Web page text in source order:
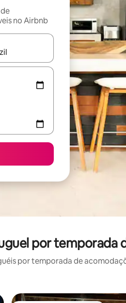
no Airbnb
explore-os usando as seta
por
por temporada de